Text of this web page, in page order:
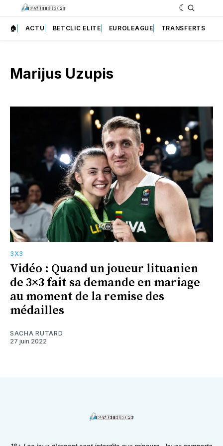
🏠 ACTU BETCLIC ELITE EUROLEAGUE TRANSFERTS
Marijus Uzupis
3X3
Vidéo : Quand un joueur lituanien
de 3×3 fait sa demande en mariage
au moment de la remise des
médailles
SACHA RUTARD
27 juin 2022